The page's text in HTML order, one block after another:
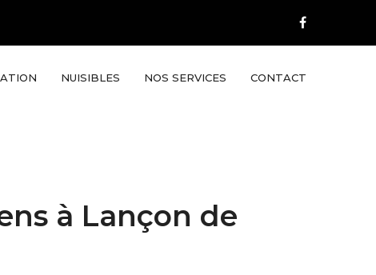
NUISIBLES NOS SERVICES CONTACT
à Lançon de